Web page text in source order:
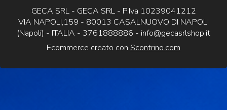
GECA SRL - GECA SRL - P.Iva 10239041212
VIA NAPOLI,159 - 80013 CASALNUOVO DI NAPOLI
(Napoli) - ITALIA - 3761888886 - info@gecasrlshop.it
Ecommerce creato con Scontrino.com